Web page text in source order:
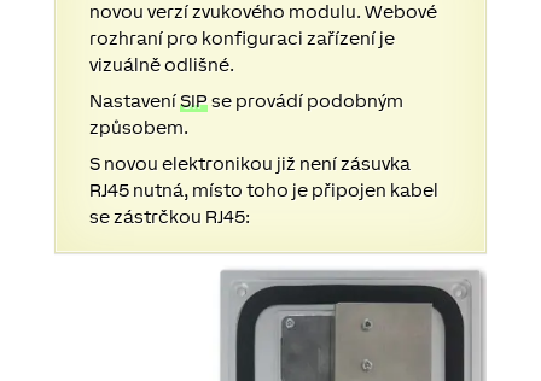
novou verzí zvukového modulu. Webové
rozhraní pro konfiguraci zařízení je
vizuálně odlišné.
NastaveníSIPse provádí podobným
způsobem.
S novou elektronikou již není zásuvka
RJ45 nutná, místo toho je připojen kabel
se zástrčkou RJ45: